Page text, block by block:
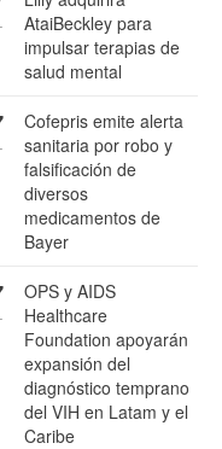
AtaiBeckley para
impulsar terapias de
salud mental
Cofepris emite alerta
sanitaria por robo y
falsificación de
diversos
medicamentos de
Bayer
OPS y AIDS
Healthcare
Foundation apoyarán
expansión del
diagnóstico temprano
del VIH en Latam y el
Caribe